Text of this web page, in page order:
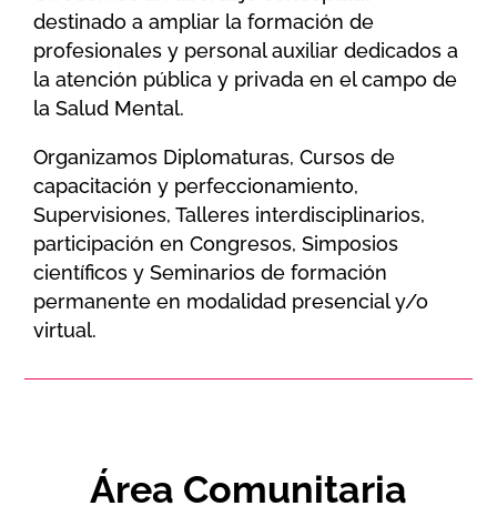
destinado a ampliar la formación de
profesionales y personal auxiliar dedicados a
la atención pública y privada en el campo de
la Salud Mental.
Organizamos Diplomaturas, Cursos de
capacitación y perfeccionamiento,
Supervisiones, Talleres interdisciplinarios,
participación en Congresos, Simposios
científicos y Seminarios de formación
permanente en modalidad presencial y/o
virtual.
Área Comunitaria